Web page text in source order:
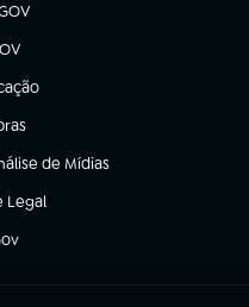
aba)
nova aba)
aba)
aba)
de Mídias
Legal
aba)
nova aba)